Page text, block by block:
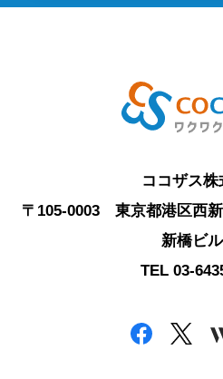
ココザス株
〒105-0003 東京都港区西
新橋ビ
TEL 03-